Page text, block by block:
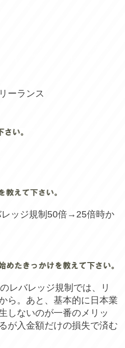
ーランス
ッジ規制50倍→25倍時か
レバレッジ規制では、リ
ら。あと、基本的に日本業
しないのが一番のメリッ
が入金額だけの損失で済む